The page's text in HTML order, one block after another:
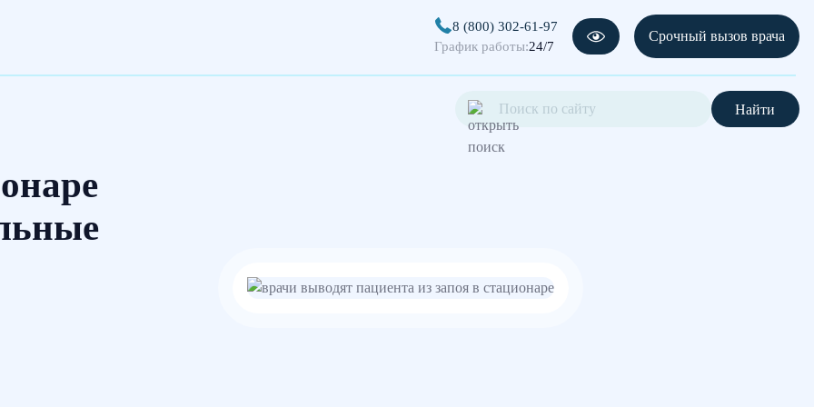
8 (800) 302-61-97
График работы:24/7
Срочный вызов врача
Найти